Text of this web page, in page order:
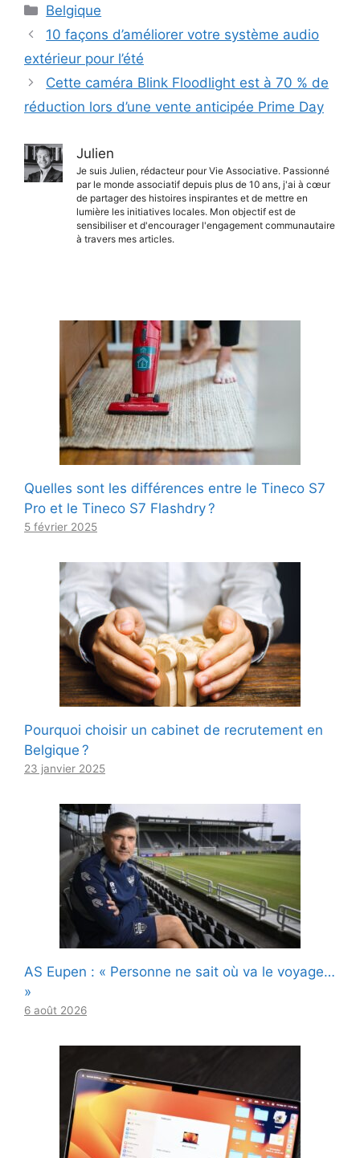
Catégories
Belgique
10 façons d’améliorer votre système audio
extérieur pour l’été
Cette caméra Blink Floodlight est à 70 % de
réduction lors d’une vente anticipée Prime Day
Julien
Je suis Julien, rédacteur pour Vie Associative. Passionné
par le monde associatif depuis plus de 10 ans, j'ai à cœur
de partager des histoires inspirantes et de mettre en
lumière les initiatives locales. Mon objectif est de
sensibiliser et d'encourager l'engagement communautaire
à travers mes articles.
Quelles sont les différences entre le Tineco S7
Pro et le Tineco S7 Flashdry ?
5 février 2025
Pourquoi choisir un cabinet de recrutement en
Belgique ?
23 janvier 2025
AS Eupen : « Personne ne sait où va le voyage…
»
6 août 2026